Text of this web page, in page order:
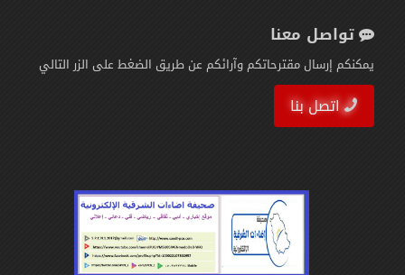
تواصل معنا
يمكنكم إرسال مقترحاتكم وآرائكم عن طريق الضغط على الزر التالي
اتصل بنا